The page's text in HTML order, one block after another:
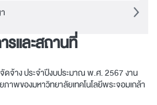
รและสถานที่
ดจ้าง ประจำปีงบประมาณ พ.ศ. 2567 งาน
าพของมหาวิทยาลัยเทคโนโลยีพระจอมเกล้า